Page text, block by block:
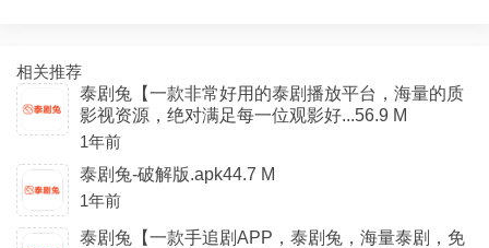
相关推荐
泰剧兔【一款非常好用的泰剧播放平台，海量的质
影视资源，绝对满足每一位观影好...56.9 M
1年前
泰剧兔-破解版.apk44.7 M
1年前
泰剧兔【一款手追剧APP，泰剧兔，海量泰剧，免